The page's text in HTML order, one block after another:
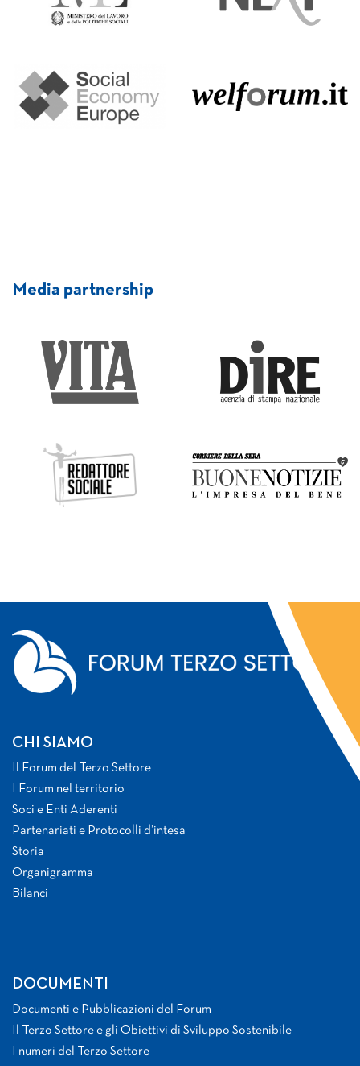
Media partnership
CHI SIAMO
Il Forum del Terzo Settore
I Forum nel territorio
Soci e Enti Aderenti
Partenariati e Protocolli d’intesa
Storia
Organigramma
Bilanci
DOCUMENTI
Documenti e Pubblicazioni del Forum
Il Terzo Settore e gli Obiettivi di Sviluppo Sostenibile
I numeri del Terzo Settore